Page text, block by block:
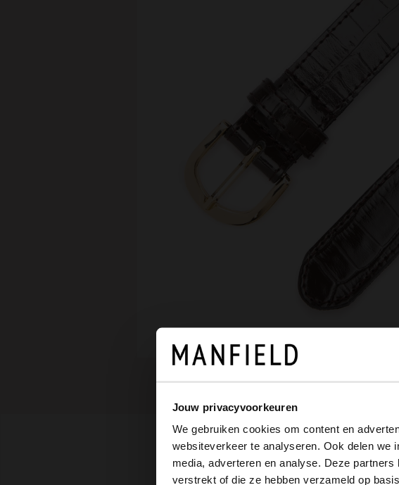
Jouw privacyvoorkeuren
We gebruiken cookies om content en
websiteverkeer te analyseren. Ook delen we
media, adverteren en analyse. Deze
verstrekt of die ze hebben verzameld op
It looks like